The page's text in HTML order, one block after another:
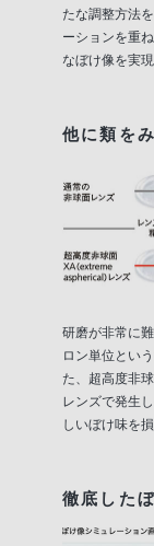
たな調整方法
ーションを重
なぼけ像を実現
他に類を
研磨が非常に
ロン単位とい
た、超高度非
レンズで発生
しいぼけ味を
徹底した